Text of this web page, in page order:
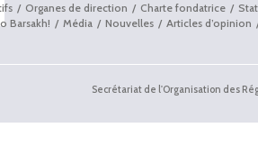
Organes de direction Charte fondatrice
Barsakh!
Média Nouvelles Articles d’opinion
Secrétariat de l'Organisation des